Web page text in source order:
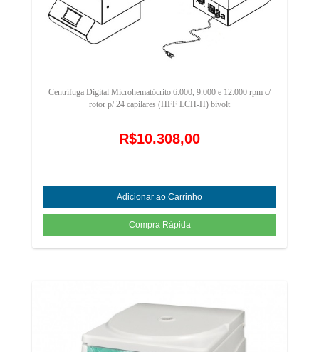
Centrífuga Digital Microhematócrito 6.000, 9.000 e 12.000 rpm c/
rotor p/ 24 capilares (HFF LCH-H) bivolt
R$10.308,00